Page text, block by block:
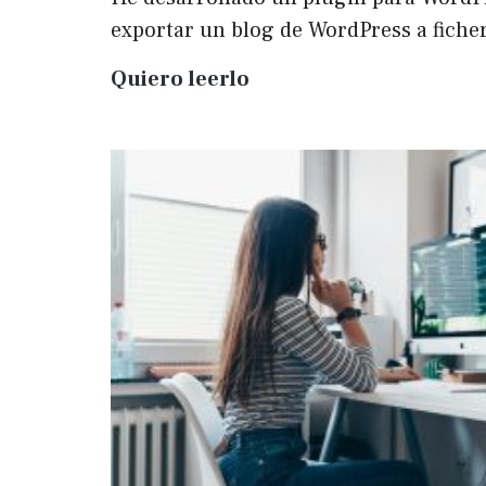
exportar un blog de WordPress a
Quiero leerlo
exportar
WP
a
Markdown